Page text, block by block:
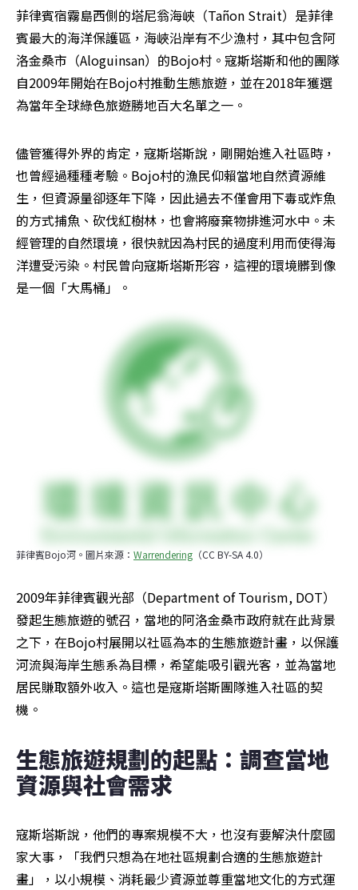
菲律賓宿霧島西側的塔尼翁海峽（Tañon Strait）是菲律
賓最大的海洋保護區，海峽沿岸有不少漁村，其中包含阿
洛金桑市（Aloguinsan）的Bojo村。寇斯塔斯和他的團隊
自2009年開始在Bojo村推動生態旅遊，並在2018年獲選
為當年全球綠色旅遊勝地百大名單之一。
儘管獲得外界的肯定，寇斯塔斯說，剛開始進入社區時，
也曾經過種種考驗。Bojo村的漁民仰賴當地自然資源維
生，但資源量卻逐年下降，因此過去不僅會用下毒或炸魚
的方式捕魚、砍伐紅樹林，也會將廢棄物排進河水中。未
經管理的自然環境，很快就因為村民的過度利用而使得海
洋遭受污染。村民曾向寇斯塔斯形容，這裡的環境髒到像
是一個「大馬桶」。
菲律賓Bojo河。圖片來源： Warrendering （CC BY-SA 4.0）
2009年菲律賓觀光部（Department of Tourism, DOT）
發起生態旅遊的號召，當地的阿洛金桑市政府就在此背景
之下，在Bojo村展開以社區為本的生態旅遊計畫，以保護
河流與海岸生態系為目標，希望能吸引觀光客，並為當地
居民賺取額外收入。這也是寇斯塔斯團隊進入社區的契
機。
生態旅遊規劃的起點：調查當地
資源與社會需求
寇斯塔斯說，他們的專案規模不大，也沒有要解決什麼國
家大事，「我們只想為在地社區規劃合適的生態旅遊計
畫」，以小規模、消耗最少資源並尊重當地文化的方式運